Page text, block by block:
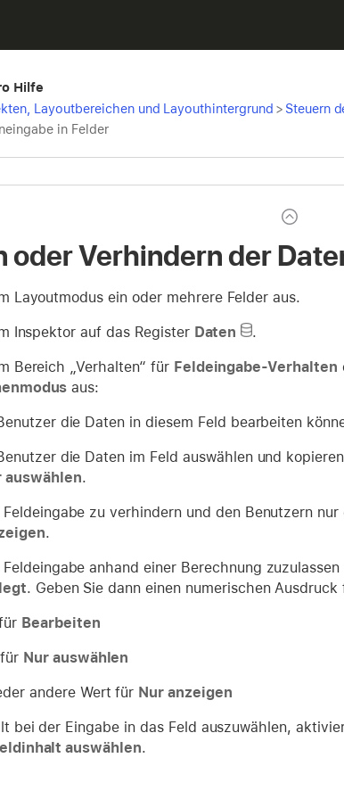
Hilfe
Layoutbereichen und Layouthintergrund > Steuern
in Felder
oder Verhindern der
Layoutmodus ein oder mehrere Felder aus.
Inspektor auf das Register Daten .
Bereich „Verhalten“ für Feldeingabe-Verhalten
aus:
die Daten in diesem Feld bearbeiten
die Daten im Feld auswählen und
auswählen.
zu verhindern und den Benutzern
.
anhand einer Berechnung
. Geben Sie dann einen numerischen
Bearbeiten
für Nur auswählen
andere Wert für Nur anzeigen
bei der Eingabe in das Feld auszuwählen,
auswählen.